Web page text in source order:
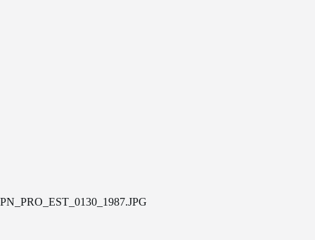
PN_PRO_EST_0130_1987.JPG